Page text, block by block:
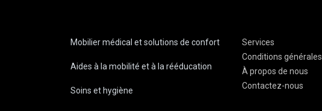
Mobilier médical et solutions de confort
Aides à la mobilité et à la rééducation
Soins et hygiène
Services
Conditions générales
À propos de nous
Contactez-nous